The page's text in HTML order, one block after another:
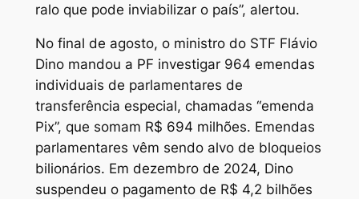
ralo que pode inviabilizar o país”, alertou.
No final de agosto, o ministro do STF Flávio
Dino mandou a PF investigar 964 emendas
individuais de parlamentares de
transferência especial, chamadas “emenda
Pix”, que somam R$ 694 milhões. Emendas
parlamentares vêm sendo alvo de bloqueios
bilionários. Em dezembro de 2024, Dino
suspendeu o pagamento de R$ 4,2 bilhões